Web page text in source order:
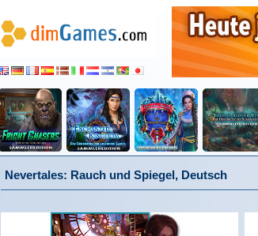
Nevertales: Rauch und Spiegel, Deutsch